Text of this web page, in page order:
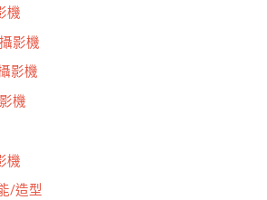
機
影機
影機
機
機
/造型